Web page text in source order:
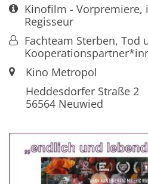
Art bzw. Nummer:
Kinofilm - Vorpremiere,
Regisseur
Von:Fachteam Sterben, Tod
Ort:Kino Metropol
Heddesdorfer Straße 2
56564Neuwied